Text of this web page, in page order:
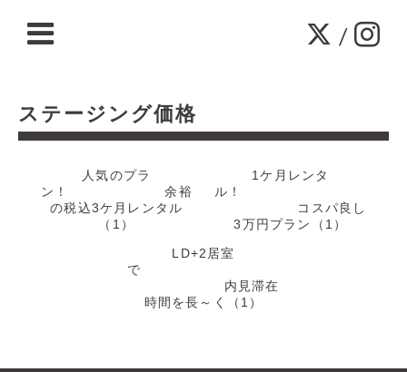
/
ステージング価格
人気のプラ
ン！ 余裕
の税込3ケ月レンタル
（1）
1ケ月レンタ
ル！
コスパ良し
3万円プラン（1）
LD+2居室
で
内見滞在
時間を長～く（1）